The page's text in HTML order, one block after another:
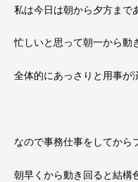
私は今日は朝から夕方まで
忙しいと思って朝一から動
全体的にあっさりと用事が
なので事務仕事をしてから
朝早くから動き回ると結構